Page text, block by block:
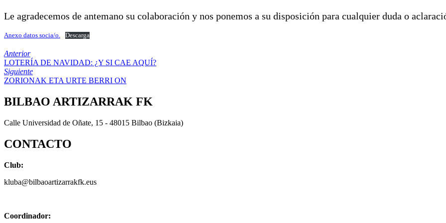
Le agradecemos de antemano su colaboración y nos ponemos a su disposición para cualquier duda o
Anexo datos socia/o. Descarga
Anterior
LOTERÍA DE NAVIDAD: ¿Y SI CAE AQUÍ?
Siguiente
ZORIONAK ETA URTE BERRI ON
BILBAO ARTIZARRAK FK
Calle Universidad de Oñate, 15 - 48015 Bilbao (Bizkaia)
CONTACTO
Club:
kluba@bilbaoartizarrakfk.eus
Coordinador: